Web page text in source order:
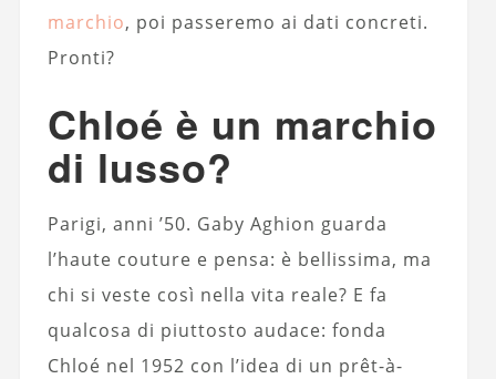
marchio, poi passeremo ai dati concreti.
Pronti?
Chloé è un marchio
di lusso?
Parigi, anni ’50. Gaby Aghion guarda
l’haute couture e pensa: è bellissima, ma
chi si veste così nella vita reale? E fa
qualcosa di piuttosto audace: fonda
Chloé nel 1952 con l’idea di un prêt-à-